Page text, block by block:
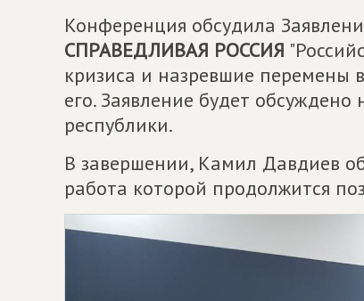
Конференция обсудила
СПРАВЕДЛИВАЯ РОССИЯ
кризиса и назревшие перемены
его. Заявление будет
республики.
В завершении, Камил Давдиев
работа которой продолжится